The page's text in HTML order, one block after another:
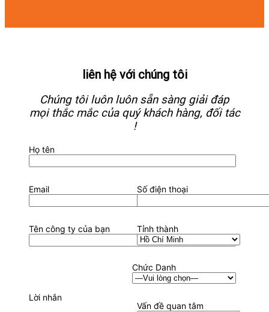
liên hệ với chúng tôi
Chúng tôi luôn luôn sẵn sàng giải đáp
mọi thắc mắc của quý khách hàng, đối tác
!
Họ tên
Email Số điện thoại
Tên công ty của bạn Tỉnh thành
Chức Danh
Vấn đề quan tâm
Lời nhắn